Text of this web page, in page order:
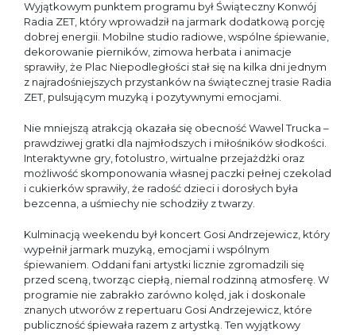
Wyjątkowym punktem programu był Świąteczny Konwój
Radia ZET, który wprowadził na jarmark dodatkową porcję
dobrej energii. Mobilne studio radiowe, wspólne śpiewanie,
dekorowanie pierników, zimowa herbata i animacje
sprawiły, że Plac Niepodległości stał się na kilka dni jednym
z najradośniejszych przystanków na świątecznej trasie Radia
ZET, pulsującym muzyką i pozytywnymi emocjami.
Nie mniejszą atrakcją okazała się obecność Wawel Trucka –
prawdziwej gratki dla najmłodszych i miłośników słodkości.
Interaktywne gry, fotolustro, wirtualne przejażdżki oraz
możliwość skomponowania własnej paczki pełnej czekolad
i cukierków sprawiły, że radość dzieci i dorosłych była
bezcenna, a uśmiechy nie schodziły z twarzy.
Kulminacją weekendu był koncert Gosi Andrzejewicz, który
wypełnił jarmark muzyką, emocjami i wspólnym
śpiewaniem. Oddani fani artystki licznie zgromadzili się
przed sceną, tworząc ciepłą, niemal rodzinną atmosferę. W
programie nie zabrakło zarówno kolęd, jak i doskonale
znanych utworów z repertuaru Gosi Andrzejewicz, które
publiczność śpiewała razem z artystką. Ten wyjątkowy